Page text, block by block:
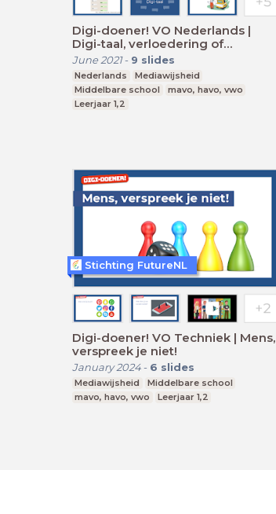
Digi-doener! VO Nederlands |
Digi-taal, verloedering of
verrijking?
June 2021- 9 slides
Nederlands
Mediawijsheid
Middelbare school
mavo, havo, vwo
Leerjaar 1,2
Digi-doener! VO Techniek | Mens,
verspreek je niet!
January 2024- 6 slides
Mediawijsheid
Middelbare school
mavo, havo, vwo
Leerjaar 1,2
Stichting FutureNL